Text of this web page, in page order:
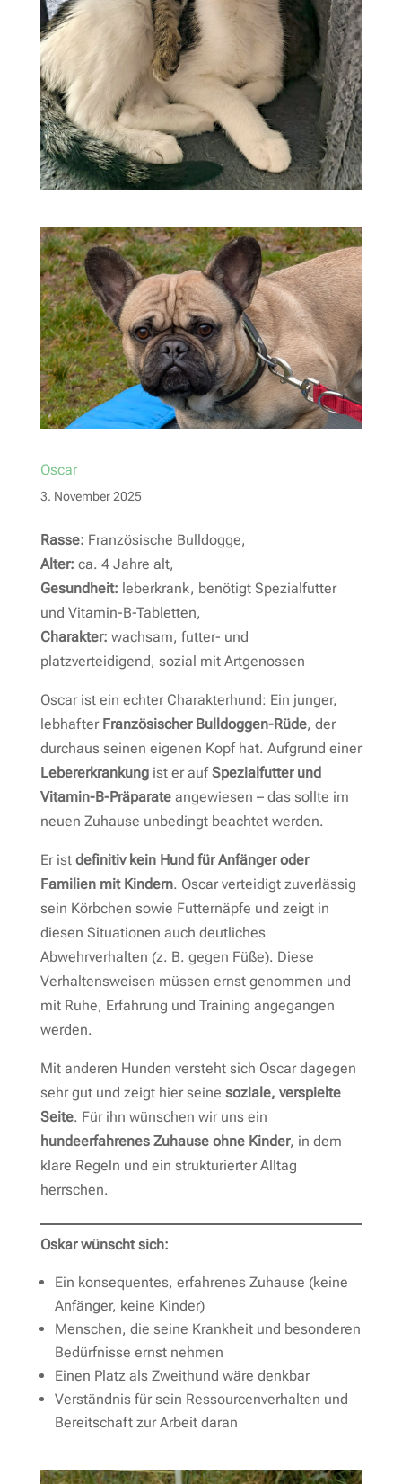
Oscar
3. November 2025
Rasse: Französische Bulldogge,
Alter: ca. 4 Jahre alt,
Gesundheit: leberkrank, benötigt Spezialfutter
und Vitamin-B-Tabletten,
Charakter: wachsam, futter- und
platzverteidigend, sozial mit Artgenossen
Oscar ist ein echter Charakterhund: Ein junger,
lebhafter Französischer Bulldoggen-Rüde, der
durchaus seinen eigenen Kopf hat. Aufgrund einer
Lebererkrankungist er aufSpezialfutter und
Vitamin-B-Präparateangewiesen – das sollte im
neuen Zuhause unbedingt beachtet werden.
Er ist definitiv kein Hund für Anfänger oder
Familien mit Kindern. Oscar verteidigt zuverlässig
sein Körbchen sowie Futternäpfe und zeigt in
diesen Situationen auch deutliches
Abwehrverhalten (z. B. gegen Füße). Diese
Verhaltensweisen müssen ernst genommen und
mit Ruhe, Erfahrung und Training angegangen
werden.
Mit anderen Hunden versteht sich Oscar dagegen
sehr gut und zeigt hier seine soziale, verspielte
Seite. Für ihn wünschen wir uns ein
hundeerfahrenes Zuhause ohne Kinder, in dem
klare Regeln und ein strukturierter Alltag
herrschen.
Oskar wünscht sich:
Ein konsequentes, erfahrenes Zuhause (keine
Anfänger, keine Kinder)
Menschen, die seine Krankheit und besonderen
Bedürfnisse ernst nehmen
Einen Platz als Zweithund wäre denkbar
Verständnis für sein Ressourcenverhalten und
Bereitschaft zur Arbeit daran